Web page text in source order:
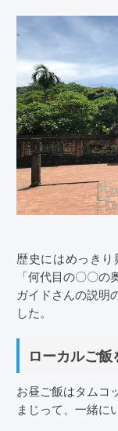
歴史にはめっきり
「何代目の〇〇の
ガイドさんの説明
した。
ローカルご
お昼ご飯はタムコ
まじって、一緒に